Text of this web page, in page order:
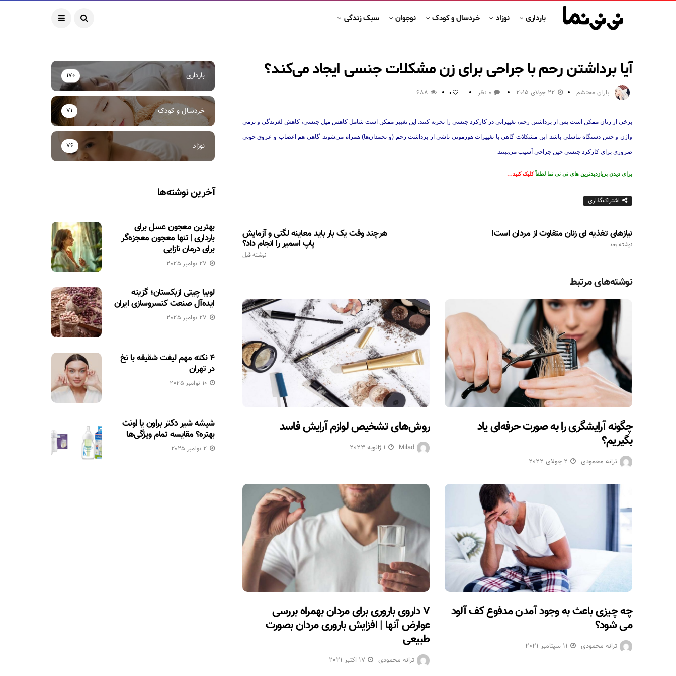
بارداری نوزاد خردسال و کودک نوجوان سبک زندگی
آیا برداشتن رحم با جراحی برای زن مشکلات جنسی ایجاد می‌کند؟
باران محتشم 22 جولای 2015 0 نظر 0
688
برخی از زنان ممکن است پس از برداشتن رحم‌، تغییراتی در کارکرد جنسی را تجربه کنند. این تغییر ممکن است شامل کاهش میل جنسی، کاهش لغزندگی و نرمی
واژن و حس دستگاه تناسلی باشد. این مشکلات گاهی با تغییرات هورمونی ناشی از برداشت رحم (و تخمدان‌ها) همراه می‌شوند. گاهی هم اعصاب و عروق خونی
ضروری برای کارکرد جنسی حین جراحی آسیب می‌بینند.
برای دیدن پربازدیدترین های نی نی نما لطفاًکلیک کنید…
اشتراک‌گذاری
هرچند وقت یک بار باید معاینه لگنی و آزمایش
پاپ اسمیر را انجام داد؟
نوشته قبل
نیازهای تغذیه ای زنان متفاوت از مردان است!
نوشته بعد
نوشته‌های مرتبط
روش‌های تشخیص لوازم آرایش فاسد
Milad 1 ژانویه 2023
چگونه آرایشگری را به صورت حرفه‌ای یاد
بگیریم؟
ترانه محمودی 2 جولای 2022
۷ داروی باروری برای مردان بهمراه بررسی
عوارض آنها | افزایش باروری مردان بصورت
طبیعی
ترانه محمودی 17 اکتبر 2021
چه چیزی باعث به وجود آمدن مدفوع کف آلود
می شود؟
ترانه محمودی 11 سپتامبر 2021
بارداری 170
خردسال و کودک 71
نوزاد 76
آخرین نوشته‌ها
بهترین معجون عسل برای
بارداری | تنها معجون معجزه‌گر
برای درمان نازایی
27 نوامبر 2025
لوبیا چیتی ازبکستان؛ گزینه
ایده‌آل صنعت کنسروسازی ایران
27 نوامبر 2025
۴ نکته مهم لیفت شقیقه با نخ
در تهران
10 نوامبر 2025
شیشه شیر دکتر براون یا اونت
بهتره؟ مقایسه تمام ویژگی‌ها
2 نوامبر 2025